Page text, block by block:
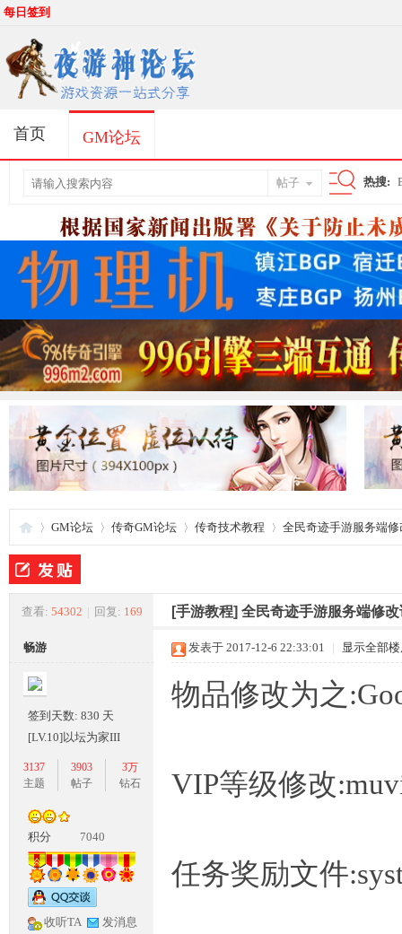
每日签到
首页 GM论坛
帖子
索
热搜:
夜
游
»
GM论坛
›
传奇GM论坛
›
传奇技术教程
›
全民奇迹手游服务端
查看: 54302 | 回复: 169 [手游教程] 全民奇迹手游服务端修
畅游
签到天数: 830 天
[LV.10]以坛为家III
3137
主题
3903
帖子
3万
钻石
积分 7040
收听TA 发消息
发表于 2017-12-6 22:33:01 | 显示全部
物品修改为之
VIP等级修改
任务奖励文件